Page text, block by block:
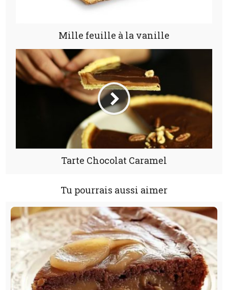
Mille feuille à la vanille
Tarte Chocolat Caramel
Tu pourrais aussi aimer